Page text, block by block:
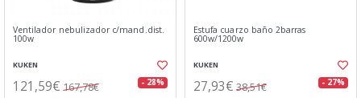
Ventilador nebulizador c/mand.dist.
100w
KUKEN
121,59€ 167,78€ - 28%
Estufa cuarzo baño 2barras
600w/1200w
KUKEN
27,93€ 38,51€ - 27%